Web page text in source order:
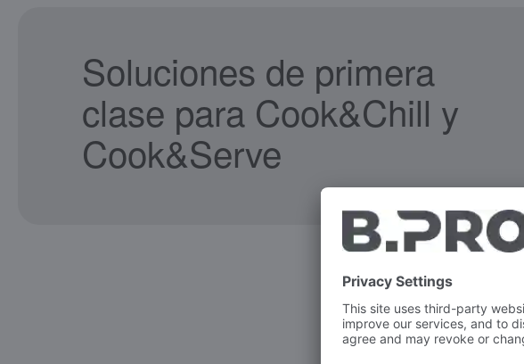
Soluciones de primera
clase para Cook&Chill y
Cook&Serve